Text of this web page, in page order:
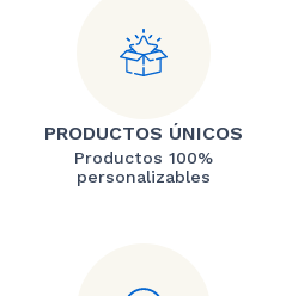
PRODUCTOS ÚNICOS
Productos 100%
personalizables